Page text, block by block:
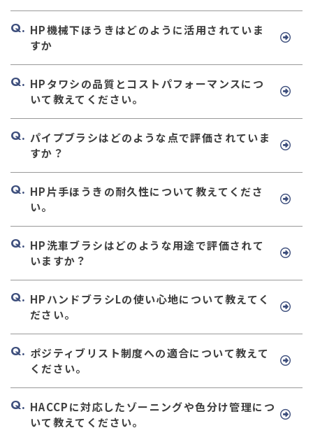
HP機械下ほうきはどのように活用されていま
すか
HPタワシの品質とコストパフォーマンスにつ
いて教えてください。
パイプブラシはどのような点で評価されていま
すか？
HP片手ほうきの耐久性について教えてくださ
い。
HP洗車ブラシはどのような用途で評価されて
いますか？
HPハンドブラシLの使い心地について教えてく
ださい。
ポジティブリスト制度への適合について教えて
ください。
HACCPに対応したゾーニングや色分け管理につ
いて教えてください。